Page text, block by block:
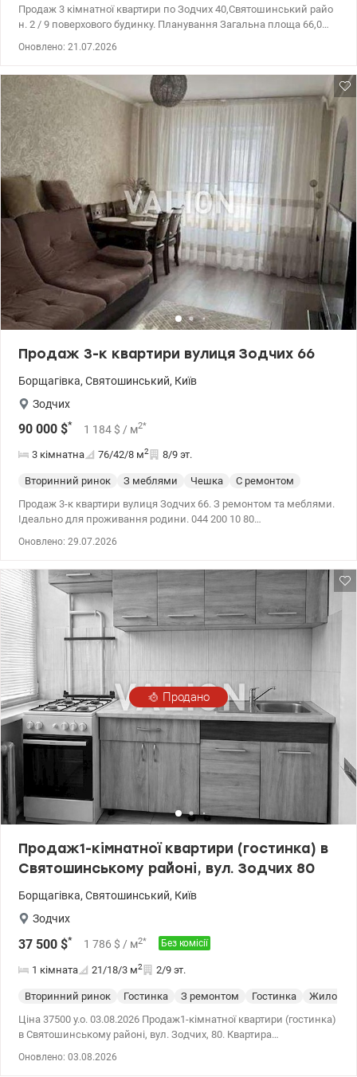
Продаж 3 кімнатної квартири по Зодчих 40,Святошинський райо
н. 2 / 9 поверхового будинку. Планування Загальна площа 66,0
заклади,школи, зупинки міського транспорту у всі напрямки
Києва, швидкісний трамвай. Ціна 75000 у.о. 0975004360 Ольга
valion.ua/ 1148290
Оновлено: 21.07.2026
Продаж 3-к квартири вулиця Зодчих 66
Борщагівка, Святошинський, Київ
Зодчих
90 000 $* 1 184 $ / м2*
3 кімнатна 76/42/8 м2 8/9 эт.
Вторинний ринок З меблями Чешка
С ремонтом
Продаж 3-к квартири вулиця Зодчих 66. З ремонтом та меблями.
Ідеально для проживання родини. 044 200 10 80
Оновлено: 29.07.2026
Продано
Продаж1-кімнатної квартири (гостинка) в
Святошинському районі, вул. Зодчих 80
Борщагівка, Святошинський, Київ
Зодчих
37 500 $* 1 786 $ / м2* Без комісії
1 кімната 21/18/3 м2 2/9 эт.
Вторинний ринок Гостинка З ремонтом Гостинка
Жилое
Ціна 37500 у.о. 03.08.2026 Продаж1-кімнатної квартири (гостинка)
в Святошинському районі, вул. Зодчих, 80. Квартира
Оновлено: 03.08.2026